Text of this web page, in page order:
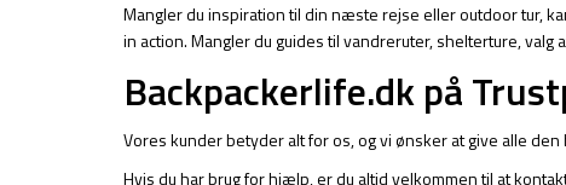
Mangler du inspiration til din næste rejse eller outdoor tur,
in action. Mangler du guides til vandreruter, shelterture,
Backpackerlife.dk på
Vores kunder betyder alt for os, og vi ønsker at give alle
Hvis du har brug for hjælp, er du altid velkommen til at